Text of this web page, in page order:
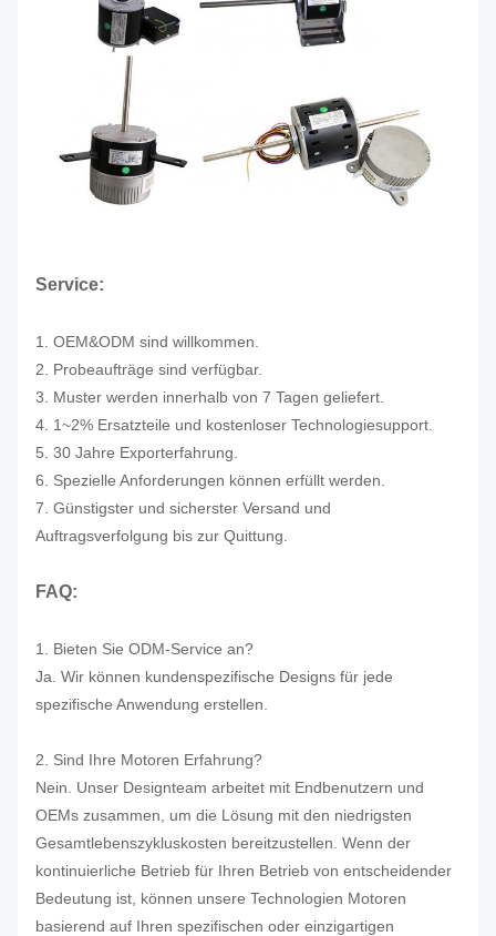
Service:
1. OEM&ODM sind willkommen.
2. Probeaufträge sind verfügbar.
3. Muster werden innerhalb von 7 Tagen geliefert.
4. 1~2% Ersatzteile und kostenloser Technologiesupport.
5. 30 Jahre Exporterfahrung.
6. Spezielle Anforderungen können erfüllt werden.
7. Günstigster und sicherster Versand und
Auftragsverfolgung bis zur Quittung.
FAQ:
1. Bieten Sie ODM-Service an?
Ja. Wir können kundenspezifische Designs für jede
spezifische Anwendung erstellen.
2. Sind Ihre Motoren Erfahrung?
Nein. Unser Designteam arbeitet mit Endbenutzern und
OEMs zusammen, um die Lösung mit den niedrigsten
Gesamtlebenszykluskosten bereitzustellen. Wenn der
kontinuierliche Betrieb für Ihren Betrieb von entscheidender
Bedeutung ist, können unsere Technologien Motoren
basierend auf Ihren spezifischen oder einzigartigen